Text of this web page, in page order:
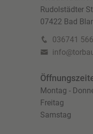
Rudolstädter
07422 Bad
036741
Montag -
Freitag
Samstag